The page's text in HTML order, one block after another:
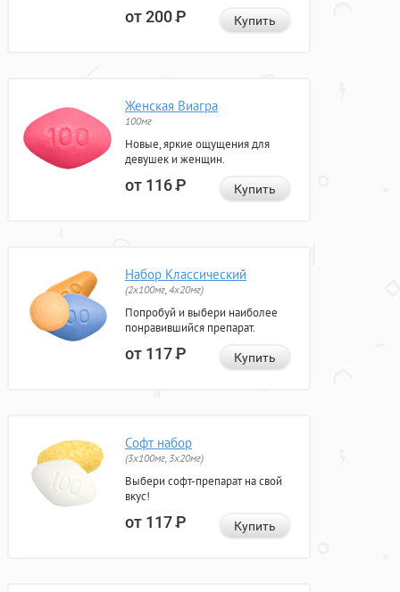
от 200Р Купить
Женская Виагра
100мг
Новые, яркие ощущения для
девушек и женщин.
от 116Р Купить
Набор Классический
(2x100мг, 4x20мг)
Попробуй и выбери наиболее
понравившийся препарат.
от 117Р Купить
Софт набор
(3x100мг, 3x20мг)
Выбери софт-препарат на свой
вкус!
от 117Р Купить